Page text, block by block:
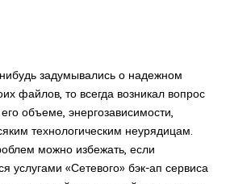
задумывались о надежном
файлов, то всегда возникал вопрос
объеме, энергозависимости,
технологическим неурядицам.
можно избежать, если
услугами «Сетевого» бэк-ап сервиса